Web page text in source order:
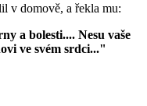
v domově, a řekla mu:
a bolesti.... Nesu vaše
ve svém srdci..."